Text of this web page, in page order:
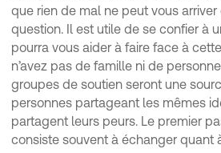
que rien de mal ne peut vous
question. Il est utile de se confier à
pourra vous aider à faire face à
n’avez pas de famille ni de
groupes de soutien seront une
personnes partageant les mêmes
partagent leurs peurs. Le premier
consiste souvent à échanger quant